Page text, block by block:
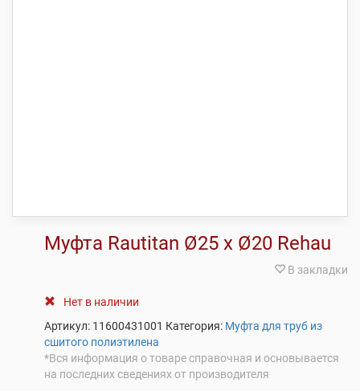
Муфта Rautitan Ø25 х Ø20 Rehau
В закладки
Нет в наличии
Артикул: 11600431001 Категория: Муфта для труб из
сшитого полиэтилена
*Вся информация о товаре справочная и основывается
на последних сведениях от производителя